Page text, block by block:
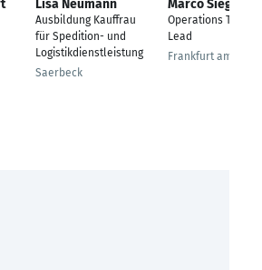
Lisa Neumann
Ausbildung Kauffrau
für Spedition- und
Logistikdienstleistung
Saerbeck
Marco Siegel
Operations Team
Lead
Frankfurt am Main